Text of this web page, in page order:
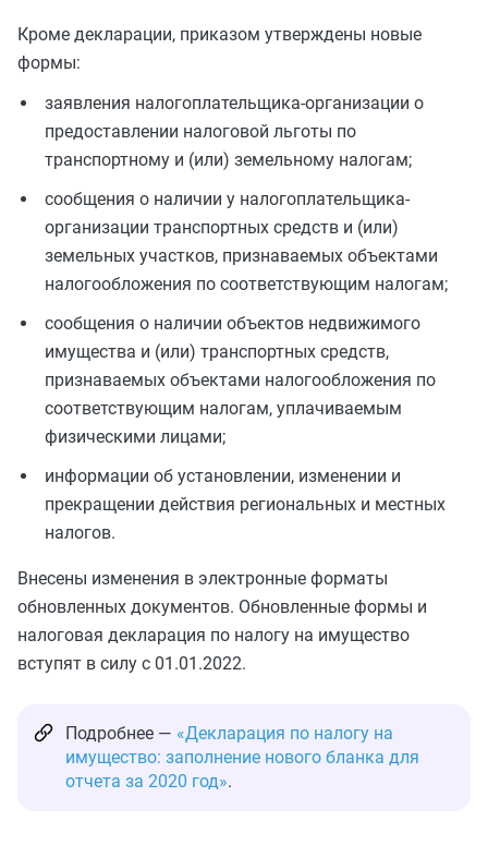
Кроме декларации, приказом утверждены новые
формы:
заявления налогоплательщика-организации ‎о
предоставлении налоговой льготы по
транспортному и (или) земельному налогам;
сообщения о наличии у налогоплательщика-
организации транспортных средств и (или)
земельных участков, признаваемых объектами
налогообложения по соответствующим налогам;
сообщения о наличии объектов недвижимого
имущества и (или) транспортных средств,
признаваемых объектами налогообложения по
соответствующим налогам, уплачиваемым
физическими лицами;
информации об установлении, изменении и
прекращении действия региональных и местных
налогов.
Внесены изменения в электронные форматы
обновленных документов. Обновленные формы и
налоговая декларация по налогу на имущество
вступят в силу с 01.01.2022.
Подробнее — «Декларация по налогу на
имущество: заполнение нового бланка для
отчета за 2020 год».